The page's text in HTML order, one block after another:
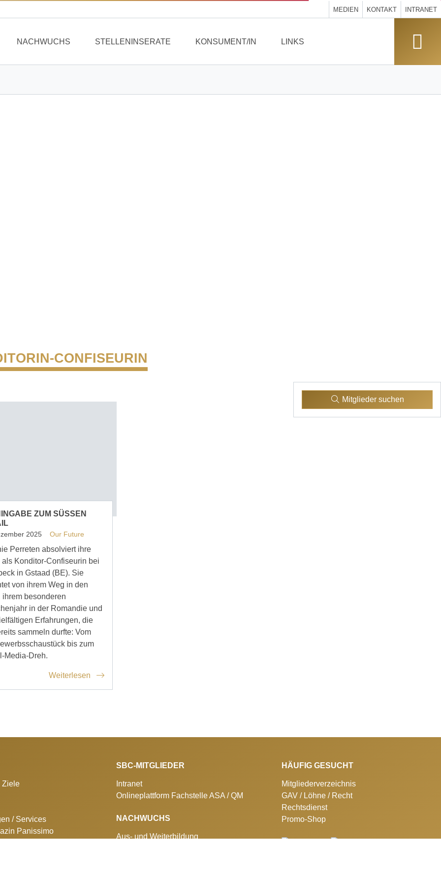
MEDIEN KONTAKT INTRANET
NACHWUCHS STELLENINSERATE KONSUMENT/IN LINKS
CONFISEURIN
ZUM SÜSSEN
2025 Our Future
Perreten absolviert ihre
als Konditor-Confiseurin bei
in Gstaad (BE). Sie
von ihrem Weg in den
ihrem besonderen
in der Romandie und
Erfahrungen, die
sammeln durfte: Vom
bis zum
Media-Dreh.
Weiterlesen
Mitglieder suchen
Ziele
/ Services
Panissimo
SBC-MITGLIEDER
Intranet
Onlineplattform Fachstelle ASA / QM
NACHWUCHS
Aus- und Weiterbildung
HÄUFIG GESUCHT
Mitgliederverzeichnis
GAV / Löhne / Recht
Rechtsdienst
Promo-Shop